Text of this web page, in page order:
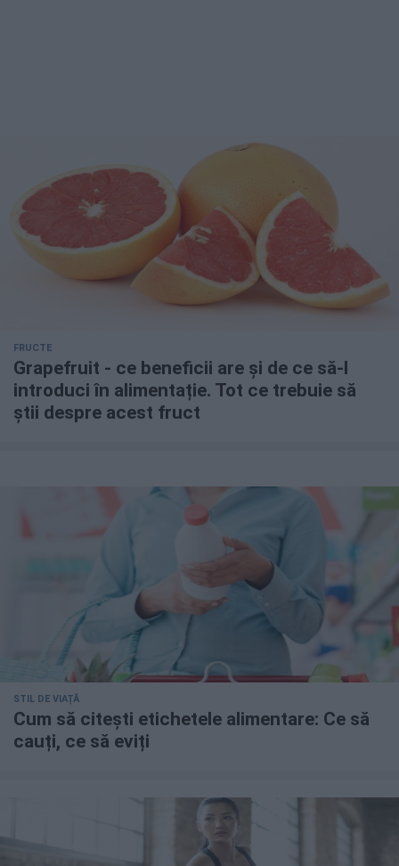
FRUCTE
Grapefruit - ce beneficii are și de ce să-l
introduci în alimentație. Tot ce trebuie să
știi despre acest fruct
STIL DE VIAȚĂ
Cum să citești etichetele alimentare: Ce să
cauți, ce să eviți